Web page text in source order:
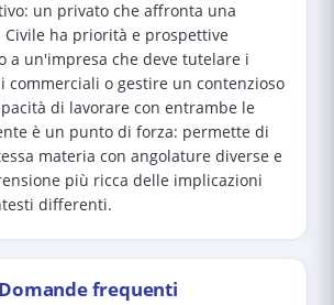
un privato che affronta una
ha priorità e prospettive
a un'impresa che deve tutelare i
commerciali o gestire un contenzioso
di lavorare con entrambe le
è un punto di forza: permette di
materia con angolature diverse e
più ricca delle implicazioni
differenti.
Domande frequenti